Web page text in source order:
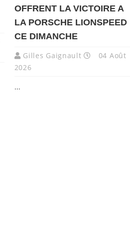
OFFRENT LA VICTOIRE A
LA PORSCHE LIONSPEED
CE DIMANCHE
Gilles Gaignault
04 Août
2026
...